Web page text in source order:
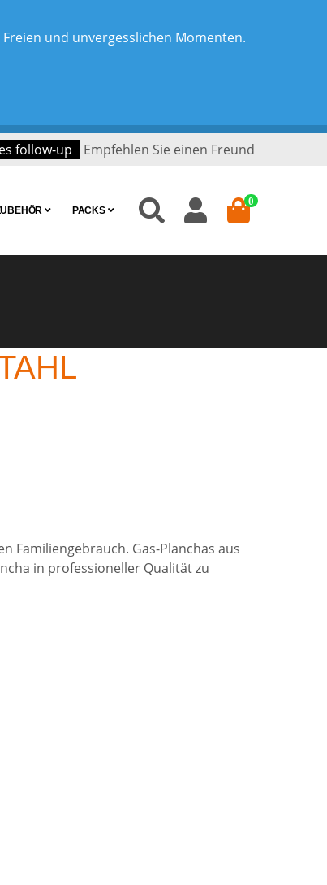
und unvergesslichen Momenten.
follow-up Empfehlen Sie einen Freund
PACKS
0
Familiengebrauch. Gas-Planchas aus
in professioneller Qualität zu